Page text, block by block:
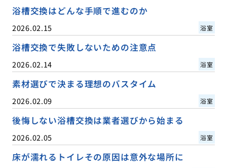
浴槽交換はどんな手順で進むのか
2026.02.15 浴室
浴槽交換で失敗しないための注意点
2026.02.14 浴室
素材選びで決まる理想のバスタイム
2026.02.09 浴室
後悔しない浴槽交換は業者選びから始まる
2026.02.05 浴室
床が濡れるトイレその原因は意外な場所に